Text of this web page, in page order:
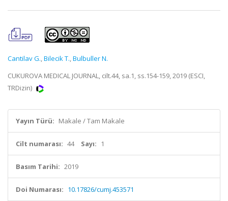
Cantilav G.,Bilecik T.,Bulbuller N.
CUKUROVA MEDICAL JOURNAL, cilt.44, sa.1, ss.154-159, 2019 (ESCI,
TRDizin)
Yayın Türü: Makale / Tam Makale
Cilt numarası: 44 Sayı: 1
Basım Tarihi: 2019
Doi Numarası: 10.17826/cumj.453571